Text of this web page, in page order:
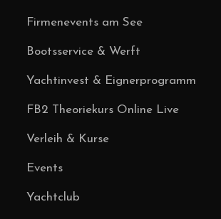
Firmenevents am See
Bootsservice & Werft
Yachtinvest & Eignerprogramm
FB2 Theoriekurs Online Live
Verleih & Kurse
Events
Yachtclub